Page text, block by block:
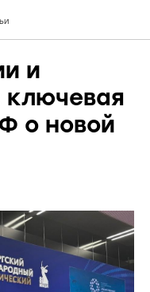
и
о новой